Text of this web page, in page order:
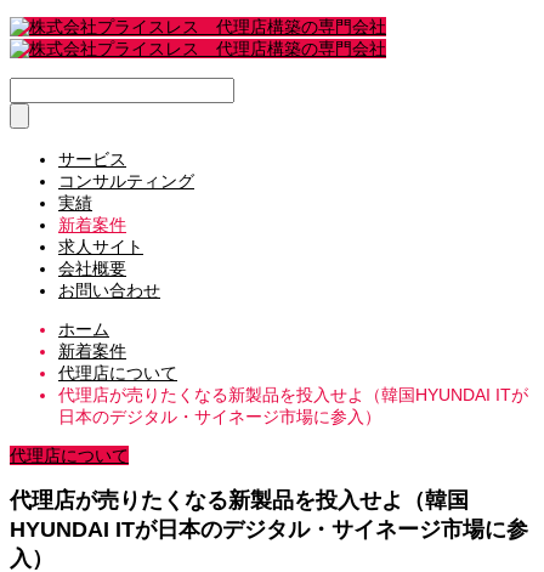
サービス
コンサルティング
実績
新着案件
求人サイト
会社概要
お問い合わせ
ホーム
新着案件
代理店について
代理店が売りたくなる新製品を投入せよ（韓国HYUNDAI ITが
日本のデジタル・サイネージ市場に参入）
代理店について
代理店が売りたくなる新製品を投入せよ（韓国
HYUNDAI ITが日本のデジタル・サイネージ市場に参
入）